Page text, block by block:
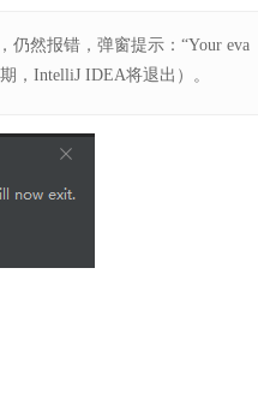
仍然报错，弹窗提示：“Your eva
，IntelliJ IDEA将退出）。